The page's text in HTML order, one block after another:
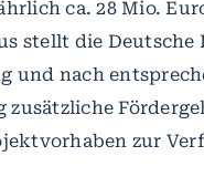
ca. 28 Mio.
stellt die Deutsche
und nach
zusätzliche
zur